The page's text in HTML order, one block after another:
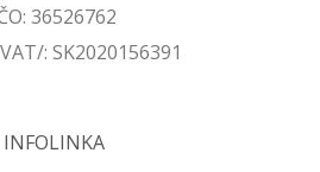
36526762
: SK2020156391
INFOLINKA